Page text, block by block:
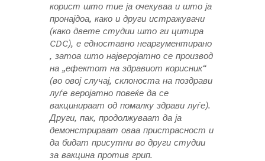
корист што тие ја очекуваа и што ја
пронајдоа, како и други истражувачи
(како двете студии што ги цитира
CDC), е едноставно неаргументирано
, затоа што најверојатно се производ
на „ефектот на здравиот корисник“
(во овој случај, склоноста на поздрави
луѓе веројатно повеќе да се
вакцинираат од помалку здрави луѓе).
Други, пак, продолжуваат да ја
демонстрираат оваа пристрасност и
да бидат присутни во други студии
за вакцина против грип.